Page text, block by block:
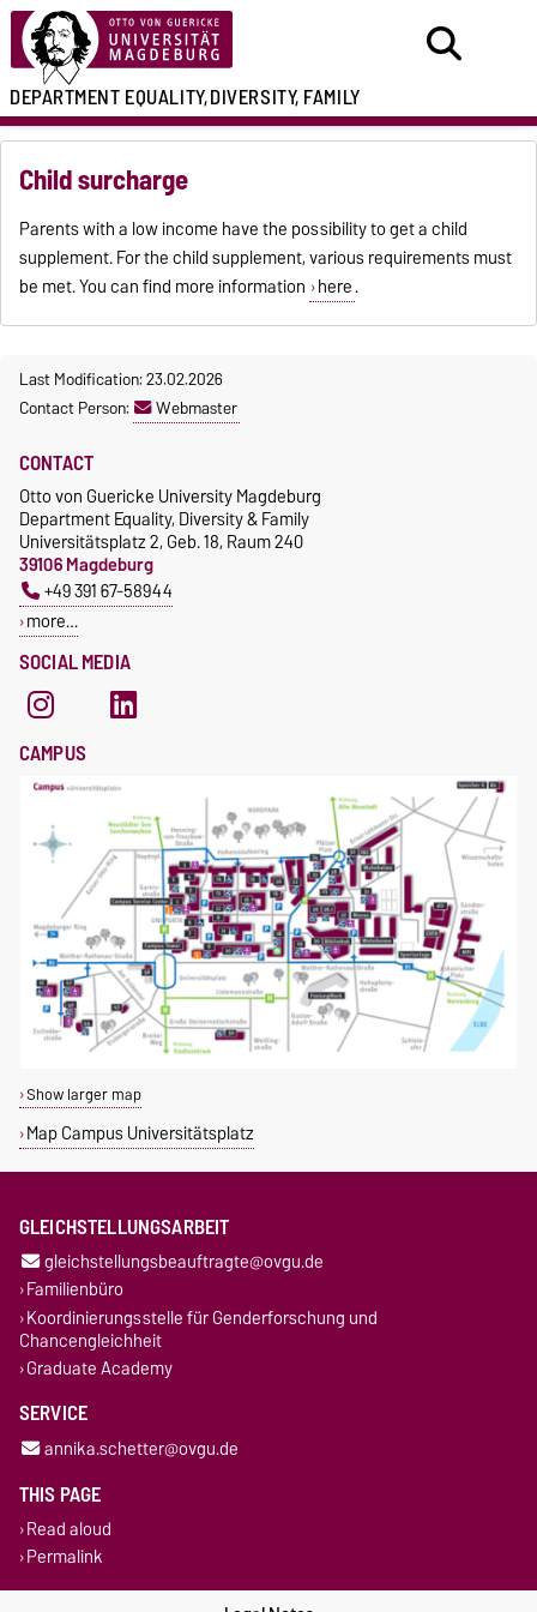
DEPARTMENTEQUALITY,DIVERSITY, FAMILY
Child surcharge
Parents with a low income have the possibility to get a child
supplement. For the child supplement, various requirements must
be met. You can find more information here.
Last Modification: 23.02.2026
Contact Person:
Webmaster
SOCIAL MEDIA
CONTACT
Otto von Guericke University Magdeburg
Department Equality, Diversity & Family
Universitätsplatz 2, Geb. 18, Raum 240
39106 Magdeburg
+49 391 67-58944
more…
CAMPUS
Show larger map
Map Campus Universitätsplatz
GLEICHSTELLUNGSARBEIT
gleichstellungsbeauftragte@ovgu.de
Familienbüro
Koordinierungsstelle für Genderforschung und
Chancengleichheit
Graduate Academy
SERVICE
annika.schetter@ovgu.de
THIS PAGE
Read aloud
Permalink